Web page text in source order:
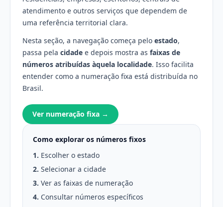
atendimento e outros serviços que dependem de
uma referência territorial clara.
Nesta seção, a navegação começa pelo estado,
passa pela cidade e depois mostra as faixas de
números atribuídas àquela localidade. Isso facilita
entender como a numeração fixa está distribuída no
Brasil.
Ver numeração fixa →
Como explorar os números fixos
1. Escolher o estado
2. Selecionar a cidade
3. Ver as faixas de numeração
4. Consultar números específicos